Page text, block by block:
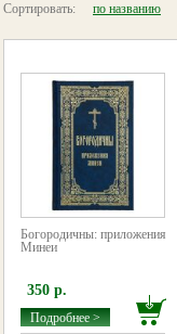
Сортировать: по названию
Богородичны: приложения
Минеи
350 р.
Подробнее >